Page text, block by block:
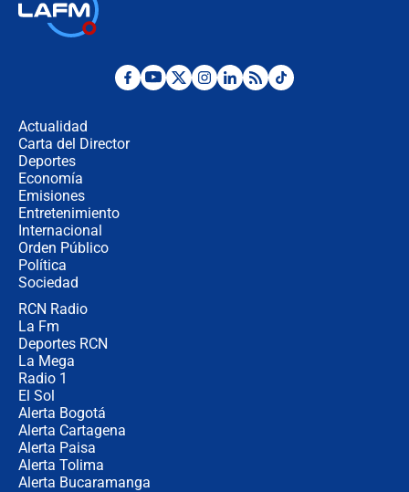
"No hubo fraude ni posibilidad de
Actualidad
Carta del Director
Deportes
Economía
Emisiones
Entretenimiento
Internacional
Orden Público
Política
Sociedad
RCN Radio
La Fm
Deportes RCN
La Mega
Radio 1
El Sol
Alerta Bogotá
Alerta Cartagena
Alerta Paisa
Alerta Tolima
Alerta Bucaramanga